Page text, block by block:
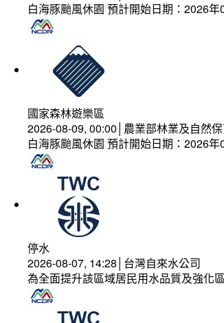
白海豚颱風休園 預計開始日期：2026
國家森林遊樂區
2026-08-09, 00:00│農業部林業及自然
白海豚颱風休園 預計開始日期：2026
停水
2026-08-07, 14:28│台灣自來水公司
為全面提升該區域居民用水品質及強化